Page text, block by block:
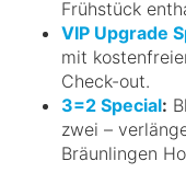
Frühstück
VIP Upgrade
mit
Check-out.
3=2 Special:
zwei –
Bräunlingen